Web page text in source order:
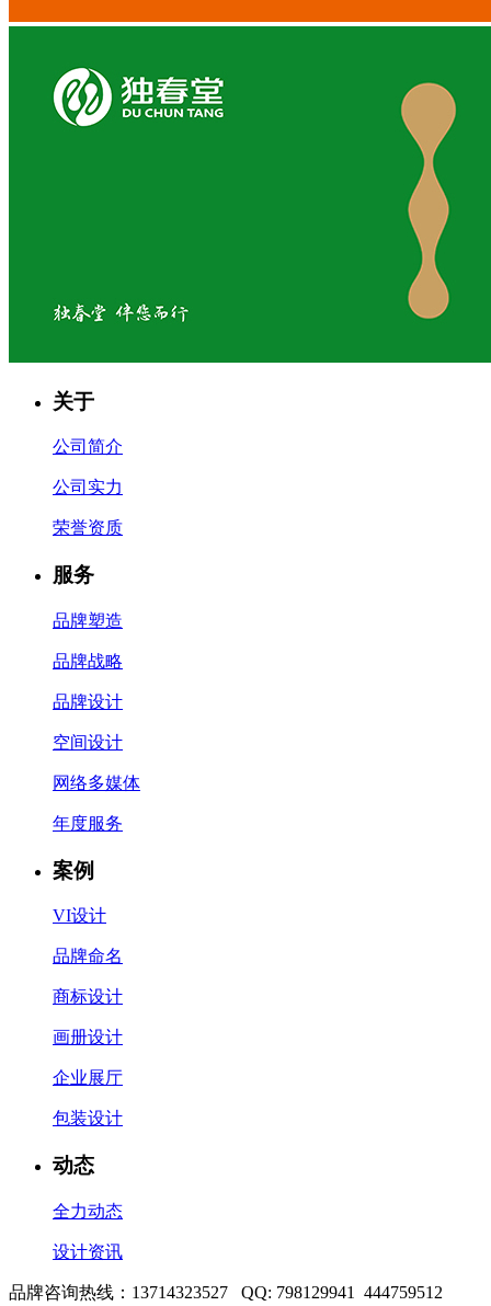
关于
公司简介
公司实力
荣誉资质
服务
品牌塑造
品牌战略
品牌设计
空间设计
网络多媒体
年度服务
案例
VI设计
品牌命名
商标设计
画册设计
企业展厅
包装设计
动态
全力动态
设计资讯
品牌咨询热线：13714323527 QQ: 798129941 444759512